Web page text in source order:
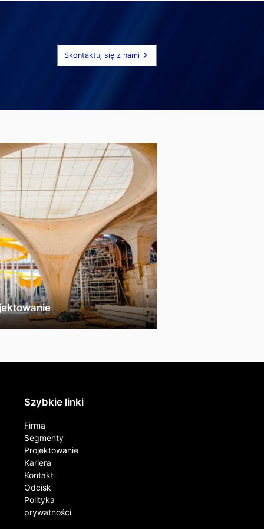
Skontaktuj się z nami
Szybkie linki
Firma
Segmenty
Projektowanie
Kariera
Kontakt​
Odcisk
Polityka
prywatności